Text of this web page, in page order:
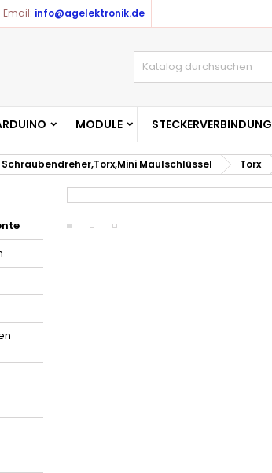
Email: info@agelektronik.de
MODULE STECKERVERBINDUNG
Schraubendreher,Torx,Mini Maulschlüssel Torx